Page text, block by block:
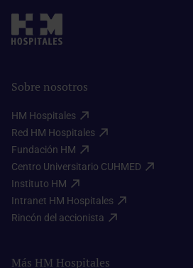
Sobre nosotros
HM Hospitales​
Red HM Hospitales​
Fundación HM​
Centro Universitario CUHMED​
Instituto HM​
Intranet HM Hospitales​
Rincón del accionista​
Más HM Hospitales